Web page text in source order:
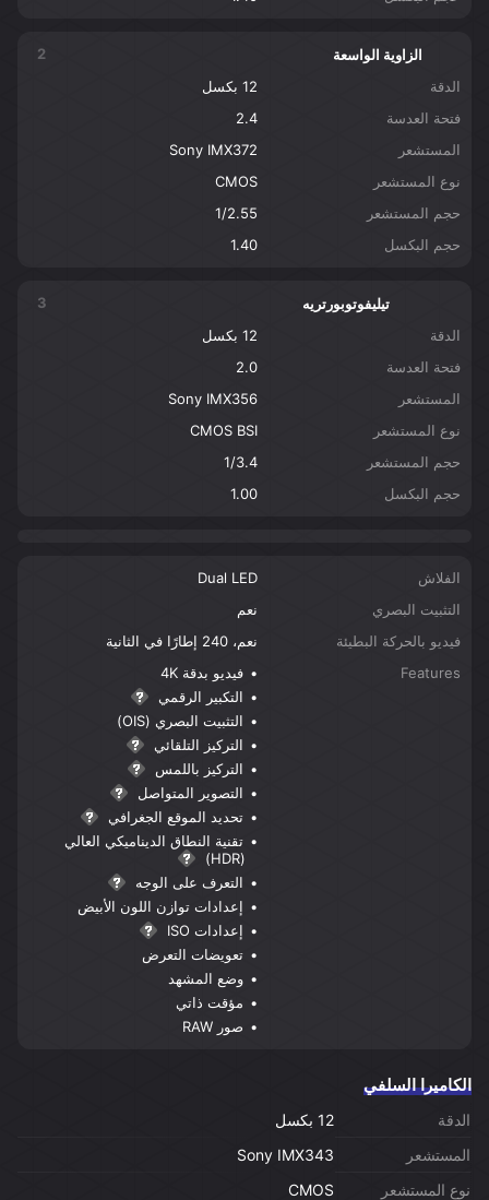
الزاوية الواسعة
2
الدقة
12 بكسل
فتحة العدسة
2.4
المستشعر
Sony IMX372
نوع المستشعر
CMOS
حجم المستشعر
1/2.55
حجم البكسل
1.40
تيليفوتوبورتريه
3
الدقة
12 بكسل
فتحة العدسة
2.0
المستشعر
Sony IMX356
نوع المستشعر
CMOS BSI
حجم المستشعر
1/3.4
حجم البكسل
1.00
الفلاش
Dual LED
التثبيت البصري
نعم
فيديو بالحركة البطيئة
نعم، 240 إطارًا في الثانية
Features
فيديو بدقة 4K
التكبير الرقمي
التثبيت البصري (OIS)
التركيز التلقائي
التركيز باللمس
التصوير المتواصل
تحديد الموقع الجغرافي
تقنية النطاق الديناميكي العالي
(HDR)
التعرف على الوجه
إعدادات توازن اللون الأبيض
إعدادات ISO
تعويضات التعرض
وضع المشهد
مؤقت ذاتي
صور RAW
الكاميرا السلفي
الدقة
12 بكسل
المستشعر
Sony IMX343
نوع المستشعر
CMOS